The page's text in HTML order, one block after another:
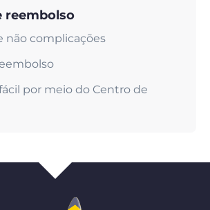
reembolso
não complicações
por meio do Centro de